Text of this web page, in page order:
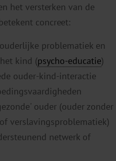
het versterken van de
concreet:
problematiek en
kind (psycho-educatie)
ouder-kind-interactie
ouder (ouder zonder
verslavingsproblematiek)
netwerk of